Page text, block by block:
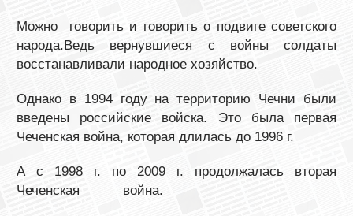
Можно говорить и говорить о подвиге советского
народа.Ведь вернувшиеся с войны солдаты
восстанавливали народное хозяйство.
Однако в 1994 году на территорию Чечни были
введены российские войска. Это была первая
Чеченская война, которая длилась до 1996 г.
А с 1998 г. по 2009 г. продолжалась вторая
Чеченская война.